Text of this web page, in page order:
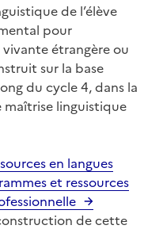
de l’élève
pour
vivante étrangère ou
sur la base
du cycle 4, dans la
linguistique
en langues
et ressources
de cette